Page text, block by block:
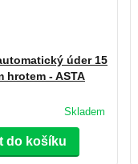
úder 15
hrotem - ASTA
Skladem
do košíku